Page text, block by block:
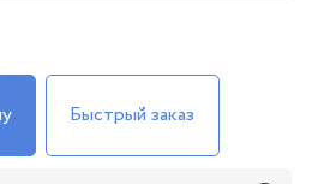
Быстрый заказ